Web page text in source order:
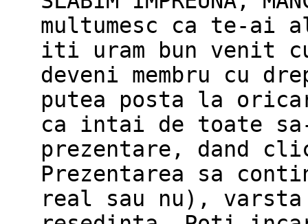
multumesc ca te-ai
iti uram bun venit
deveni membru cu
putea posta la
ca intai de toate
prezentare, dand
Prezentarea sa
real sau nu),